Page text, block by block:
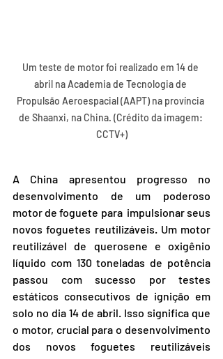
Um teste de motor foi realizado em 14 de
abril na Academia de Tecnologia de
Propulsão Aeroespacial (AAPT) na província
de Shaanxi, na China. (Crédito da imagem:
CCTV+)
A China apresentou progresso no
desenvolvimento de um poderoso
motor de foguete para  impulsionar seus
novos foguetes reutilizáveis. Um motor
reutilizável de querosene e oxigênio
líquido com 130 toneladas de potência
passou com sucesso por testes
estáticos consecutivos de ignição em
solo no dia 14 de abril. Isso significa que
o motor, crucial para o desenvolvimento
dos novos foguetes reutilizáveis